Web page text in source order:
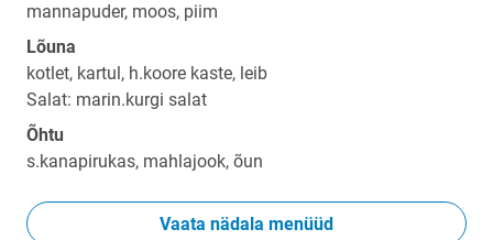
mannapuder, moos, piim
Lõuna
kotlet, kartul, h.koore kaste, leib
Salat: marin.kurgi salat
Õhtu
s.kanapirukas, mahlajook, õun
Vaata nädala menüüd